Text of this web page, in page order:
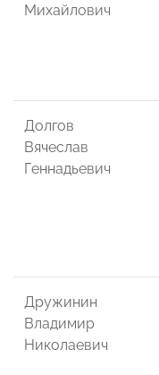
Михайлович
Долгов
Вячеслав
Геннадьевич
Дружинин
Владимир
Николаевич